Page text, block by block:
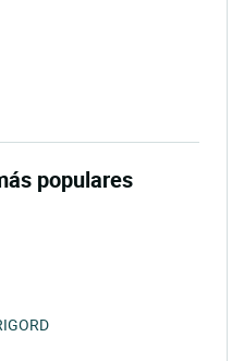
populares